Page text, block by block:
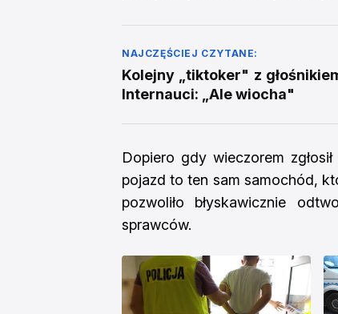
NAJCZĘŚCIEJ CZYTANE:
Kolejny „tiktoker" z
Internauci: „Ale wiocha"
Dopiero gdy wieczorem
pojazd to ten sam samochód,
pozwoliło błyskawicznie
sprawców.